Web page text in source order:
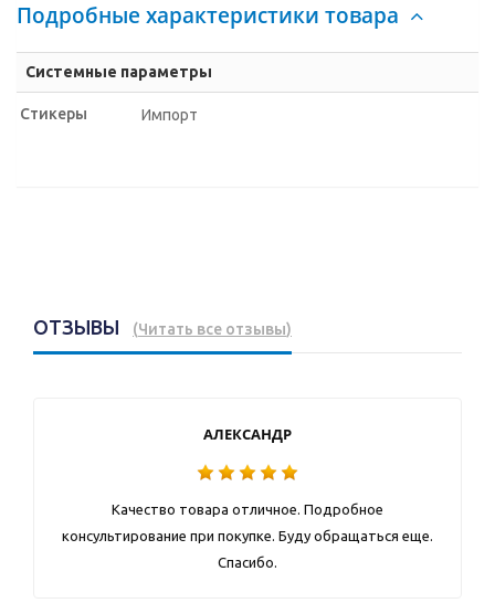
Подробные характеристики товара
Системные параметры
Стикеры Импорт
ОТЗЫВЫ (Читать все отзывы)
АЛЕКСАНДР
Качество товара отличное. Подробное
консультирование при покупке. Буду обращаться еще.
Спасибо.